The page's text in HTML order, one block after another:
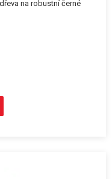
na robustní černé